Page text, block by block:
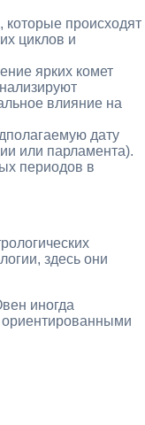
происходят
циклов и
ярких комет
влияние на
дату
или парламента).
периодов в
здесь они
иногда